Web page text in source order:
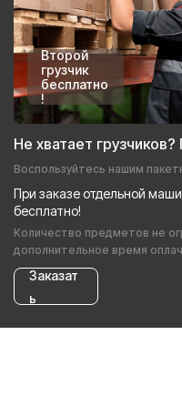
Второй
грузчик
бесплатно
!
Не хватает
Воспользуйтесь нашим
При заказе отдельной
бесплатно!
Количество предметов не
дополнительное время
Заказат
ь